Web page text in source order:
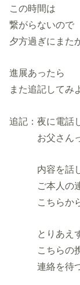
この時間は
繋がらないので
夕方過ぎにまた
進展あったら
また追記してみ
追記：夜に電話
お父さんっぽ
内容を話しま
ご本人の連絡
こちらから
とりあえず
こちらの携
連絡を待つ